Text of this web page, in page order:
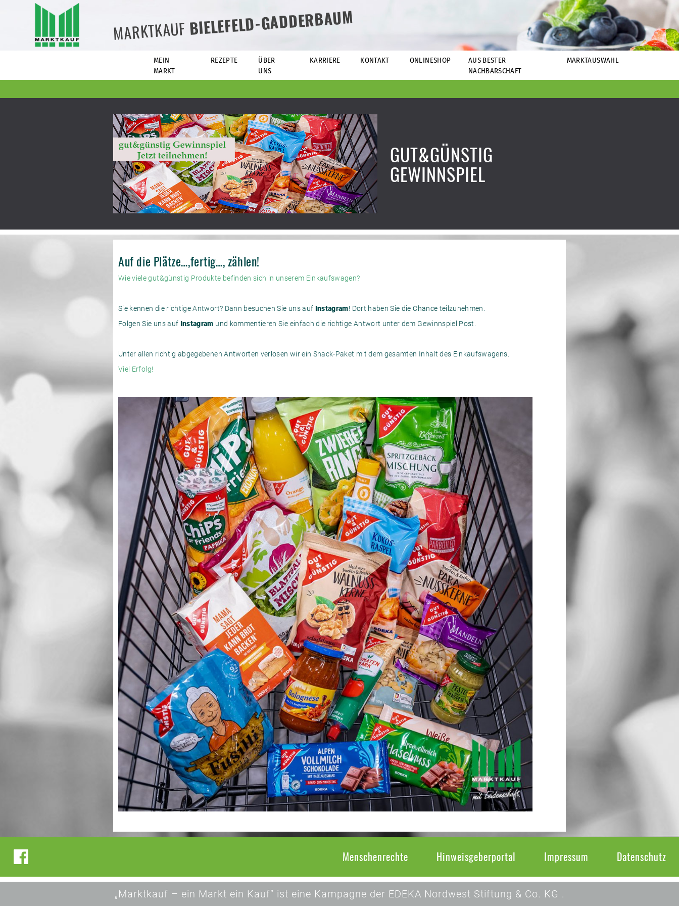
MARKTKAUFBIELEFELD-GADDERBAUM
MEIN
MARKT
REZEPTE
ÜBER
UNS
KARRIERE KONTAKT ONLINESHOP
AUS BESTER
NACHBARSCHAFT
MARKTAUSWAHL
GUT&GÜNSTIG
GEWINNSPIEL
Auf die Plätze…,fertig…, zählen!
Wie viele gut&günstig Produkte befinden sich in unserem Einkaufswagen?
Sie kennen die richtige Antwort? Dann besuchen Sie uns auf Instagram! Dort haben Sie die Chance teilzunehmen.
Folgen Sie uns auf Instagram und kommentieren Sie einfach die richtige Antwort unter dem Gewinnspiel Post.
Unter allen richtig abgegebenen Antworten verlosen wir ein Snack-Paket mit dem gesamten Inhalt des Einkaufswagens.
Viel Erfolg!
Menschenrechte Hinweisgeberportal Impressum Datenschutz
„Marktkauf – ein Markt ein Kauf“ ist eine Kampagne der EDEKA Nordwest Stiftung & Co. KG .